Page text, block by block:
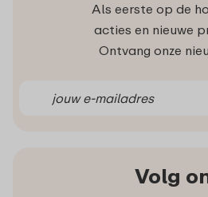
Als eerste op de
acties en nieuwe
Ontvang onze
Volg